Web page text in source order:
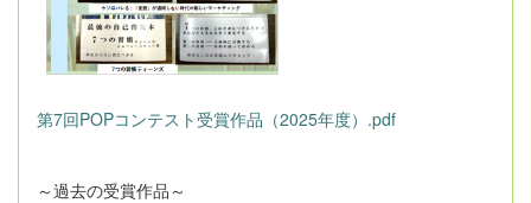
第7回POPコンテスト受賞作品（2025年度）.pdf
～過去の受賞作品～